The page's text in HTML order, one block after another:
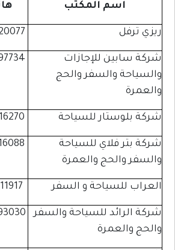
اسم المكتب
ريزي ترفل
شركة سابين للإجازات
والسياحة والسفر والحج
والعمرة
شركة بلوستار للسياحة
شركة بتر فلاي للسياحة
والسفر والحج والعمرة
العراب للسياحة و السفر
شركة الرائد للسياحة والسفر
والحج والعمرة